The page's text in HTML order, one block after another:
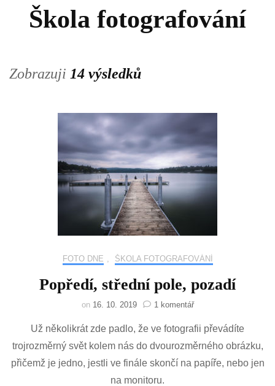
Škola fotografování
Zobrazuji 14 výsledků
FOTO DNE ŠKOLA FOTOGRAFOVÁNÍ
Popředí, střední pole, pozadí
on 16. 10. 2019 1 komentářu
s
názvem
střední
Už několikrát zde padlo, že ve fotografii převádíte
trojrozměrný svět kolem nás do dvourozměrného obrázku,
přičemž je jedno, jestli ve finále skončí na papíře, nebo jen
na monitoru.